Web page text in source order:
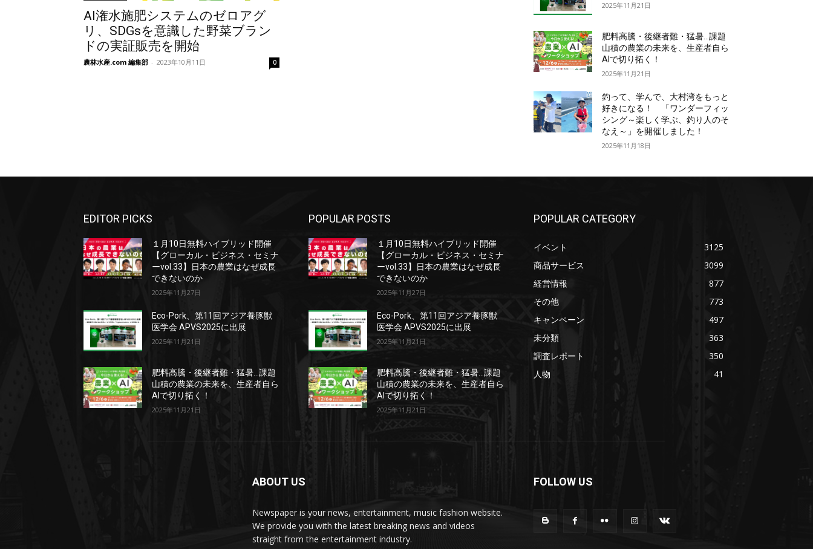
AI潅水施肥システムのゼロアグ
リ、SDGsを意識した野菜ブラン
ドの実証販売を開始
農林水産.com 編集部 - 2023年10月11日 0
2025年11月21日
肥料高騰・後継者難・猛暑…課題
山積の農業の未来を、生産者自ら
AIで切り拓く！
2025年11月21日
釣って、学んで、大村湾をもっと
好きになる！ 「ワンダーフィッ
シング～楽しく学ぶ、釣り人のそ
なえ～」を開催しました！
2025年11月18日
EDITOR PICKS
１月10日無料ハイブリッド開催
【グローカル・ビジネス・セミナ
ーvol.33】日本の農業はなぜ成長
できないのか
2025年11月27日
Eco-Pork、第11回アジア養豚獣
医学会 APVS2025に出展
2025年11月21日
肥料高騰・後継者難・猛暑…課題
山積の農業の未来を、生産者自ら
AIで切り拓く！
2025年11月21日
POPULAR POSTS
１月10日無料ハイブリッド開催
【グローカル・ビジネス・セミナ
ーvol.33】日本の農業はなぜ成長
できないのか
2025年11月27日
Eco-Pork、第11回アジア養豚獣
医学会 APVS2025に出展
2025年11月21日
肥料高騰・後継者難・猛暑…課題
山積の農業の未来を、生産者自ら
AIで切り拓く！
2025年11月21日
POPULAR CATEGORY
イベント
3125
商品サービス
3099
経営情報
877
その他
773
キャンペーン
497
未分類
363
調査レポート
350
人物
41
ABOUT US
Newspaper is your news, entertainment, music fashion website.
We provide you with the latest breaking news and videos
straight from the entertainment industry.
FOLLOW US